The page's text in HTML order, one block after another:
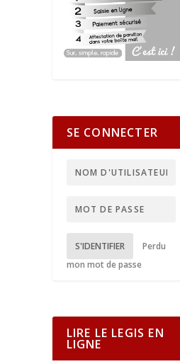
SE CONNECTER
S'IDENTIFIER
Perdu
mon mot de passe
LIRE LE LEGIS EN
LIGNE